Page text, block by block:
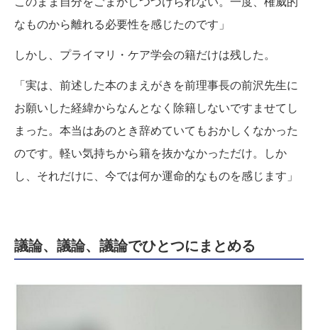
なものから離れる必要性を感じたのです」
しかし、プライマリ・ケア学会の籍だけは残した。
「実は、前述した本のまえがきを前理事長の前沢先生に
お願いした経緯からなんとなく除籍しないですませてし
まった。本当はあのとき辞めていてもおかしくなかった
のです。軽い気持ちから籍を抜かなかっただけ。しか
し、それだけに、今では何か運命的なものを感じます」
議論、議論、議論でひとつにまとめる